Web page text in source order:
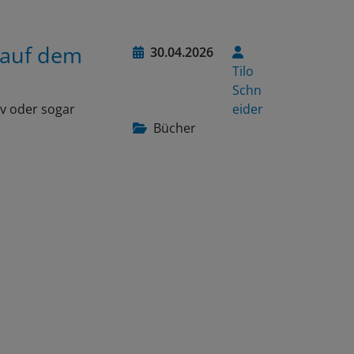
30.04.2026
Tilo
Schn
eider
Bücher
dem
oder sogar